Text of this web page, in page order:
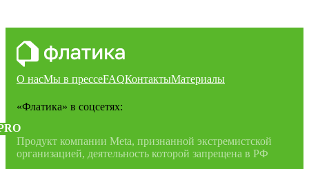
О насМы в прессеFAQКонтактыМатериалы
«Флатика» в соцсетях:
Продукт компании Meta, признанной экстремистской
организацией, деятельность которой запрещена в РФ